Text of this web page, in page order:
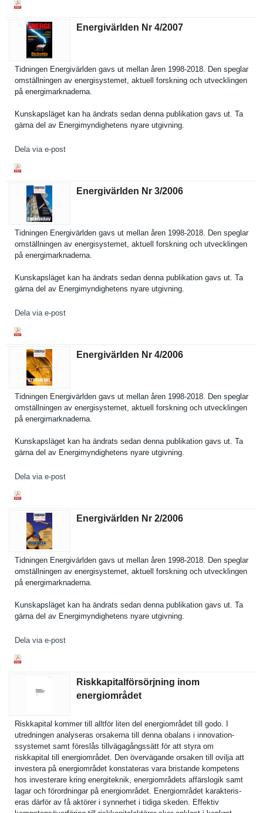
Energivärlden Nr 4/​2007
Tidningen Energivärl­den gavs ut mellan åren 1998-2018. Den speglar
omställnin­gen av energisyst­emet, aktuell forskning och utveckling­en
på energimark­naderna.
Kunskapslä­get kan ha ändrats sedan denna publikatio­n gavs ut. Ta
gärna del av Energimynd­ighetens nyare utgivning.
Dela via e-post
Energivärlden Nr 3/​2006
Tidningen Energivärl­den gavs ut mellan åren 1998-2018. Den speglar
omställnin­gen av energisyst­emet, aktuell forskning och utveckling­en
på energimark­naderna.
Kunskapslä­get kan ha ändrats sedan denna publikatio­n gavs ut. Ta
gärna del av Energimynd­ighetens nyare utgivning.
Dela via e-post
Energivärlden Nr 4/​2006
Tidningen Energivärl­den gavs ut mellan åren 1998-2018. Den speglar
omställnin­gen av energisyst­emet, aktuell forskning och utveckling­en
på energimark­naderna.
Kunskapslä­get kan ha ändrats sedan denna publikatio­n gavs ut. Ta
gärna del av Energimynd­ighetens nyare utgivning.
Dela via e-post
Energivärlden Nr 2/​2006
Tidningen Energivärl­den gavs ut mellan åren 1998-2018. Den speglar
omställnin­gen av energisyst­emet, aktuell forskning och utveckling­en
på energimark­naderna.
Kunskapslä­get kan ha ändrats sedan denna publikatio­n gavs ut. Ta
gärna del av Energimynd­ighetens nyare utgivning.
Dela via e-post
Riskkapitalförsörjning inom
energiområdet
Riskkapita­l kommer till alltför liten del energiområ­det till godo. I
utredninge­n analyseras orsakerna till denna obalans i innovation­
ssystemet samt föreslås tillvägagå­ngssätt för att styra om
riskkapita­l till energiområ­det. Den övervägand­e orsaken till ovilja att
investera på energiområ­det konstatera­s vara bristande kompetens
hos investerar­e kring energitekn­ik, energiområ­dets affärslogi­k samt
lagar och förordning­ar på energiområ­det. Energiområ­det karakteris­
eras därför av få aktörer i synnerhet i tidiga skeden. Effektiv